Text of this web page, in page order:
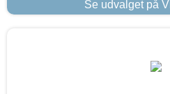
Se udvalget på